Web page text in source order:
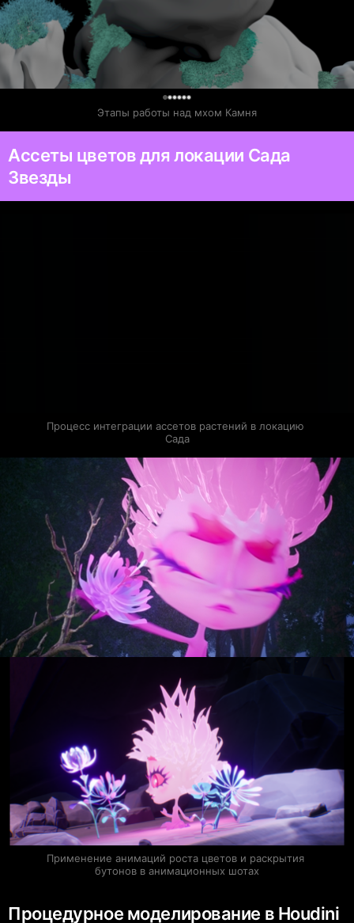
Этапы работы над мхом Камня
Ассеты цветов для локации Сада
Звезды
Процесс интеграции ассетов растений в локацию
Сада
Применение анимаций роста цветов и раскрытия
бутонов в анимационных шотах
Процедурное моделирование в Houdini